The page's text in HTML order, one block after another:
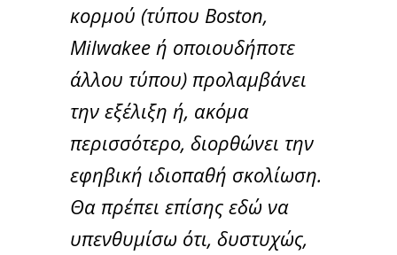
κορμού (τύπου Boston,
Milwakee ή οποιουδήποτε
άλλου τύπου) προλαμβάνει
την εξέλιξη ή, ακόμα
περισσότερο, διορθώνει την
εφηβική ιδιοπαθή σκολίωση.
Θα πρέπει επίσης εδώ να
υπενθυμίσω ότι, δυστυχώς,